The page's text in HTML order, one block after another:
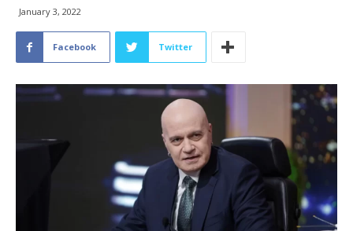
January 3, 2022
Facebook Twitter